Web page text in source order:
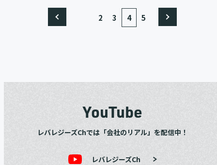
2 3 4 5
YouTube
レバレジーズChでは「会社のリアル」を配信中！
レバレジーズCh